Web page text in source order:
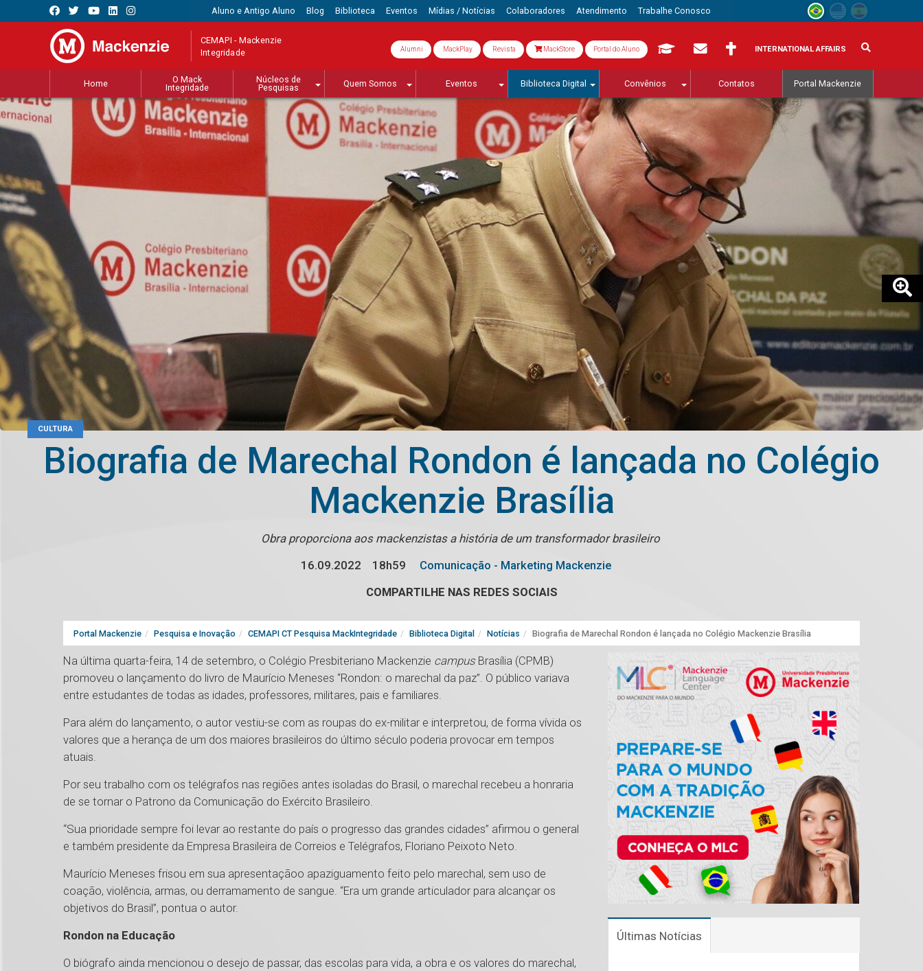
Aluno e Antigo Aluno Blog Biblioteca Eventos Mídias / Notícias Colaboradores Atendimento Trabalhe Conosco
CEMAPI - Mackenzie
Integridade Alumni MackPlay Revista MackStore Portal do Aluno INTERNATIONAL AFFAIRS
Home
O Mack
Integridade
Núcleos de
Pesquisas
Quem Somos Eventos Biblioteca Digital Convênios Contatos Portal Mackenzie
CULTURA
Biografia de Marechal Rondon é lançada no Colégio
Mackenzie Brasília
Obra proporciona aos mackenzistas a história de um transformador brasileiro
16.09.2022
18h59
Comunicação - Marketing Mackenzie
COMPARTILHE NAS REDES SOCIAIS
Portal Mackenzie Pesquisa e Inovação CEMAPI CT Pesquisa MackIntegridade Biblioteca Digital Notícias Biografia de Marechal Rondon é lançada no Colégio Mackenzie Brasília
Na última quarta-feira, 14 de setembro, o Colégio Presbiteriano Mackenzie campus Brasília (CPMB)
promoveu o lançamento do livro de Maurício Meneses “Rondon: o marechal da paz”. O público variava
entre estudantes de todas as idades, professores, militares, pais e familiares.
Para além do lançamento, o autor vestiu-se com as roupas do ex-militar e interpretou, de forma vívida os
valores que a herança de um dos maiores brasileiros do último século poderia provocar em tempos
atuais.
Por seu trabalho com os telégrafos nas regiões antes isoladas do Brasil, o marechal recebeu a honraria
de se tornar o Patrono da Comunicação do Exército Brasileiro.
“Sua prioridade sempre foi levar ao restante do país o progresso das grandes cidades” afirmou o general
e também presidente da Empresa Brasileira de Correios e Telégrafos, Floriano Peixoto Neto.
Maurício Meneses frisou em sua apresentaçãoo apaziguamento feito pelo marechal, sem uso de
coação, violência, armas, ou derramamento de sangue. “Era um grande articulador para alcançar os
objetivos do Brasil”, pontua o autor.
Rondon na Educação
O biógrafo ainda mencionou o desejo de passar, das escolas para vida, a obra e os valores do marechal,
Últimas Notícias